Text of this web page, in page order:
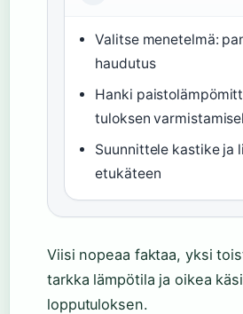
Valitse menetelmä:
haudutus
Hanki
tuloksen
Suunnittele kastike ja
etukäteen
Viisi nopeaa faktaa, yksi
tarkka lämpötila ja oikea
lopputuloksen.